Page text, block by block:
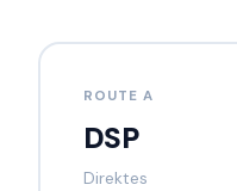
ROUTE A
DSP
Direktes